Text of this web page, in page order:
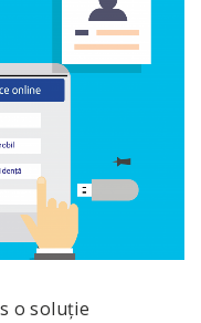
o soluție